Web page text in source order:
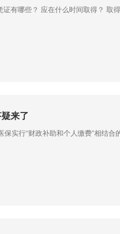
来了
实行“财政补助和个人缴费”相结